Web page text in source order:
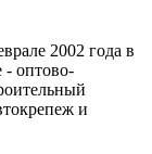
2002 года в
- оптово-
и